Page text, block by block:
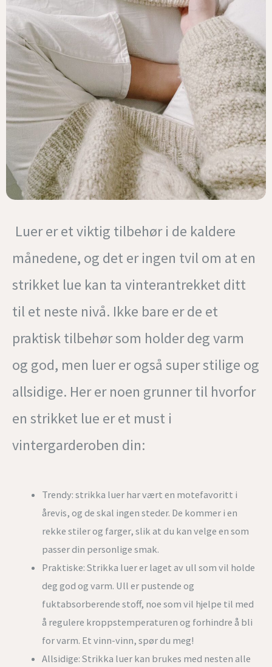
Luer er et viktig tilbehør i de kaldere
månedene, og det er ingen tvil om at en
strikket lue kan ta vinterantrekket ditt
til et neste nivå. Ikke bare er de et
praktisk tilbehør som holder deg varm
og god, men luer er også super stilige og
allsidige. Her er noen grunner til hvorfor
en strikket lue er et must i
vintergarderoben din:
Trendy: strikka luer har vært en motefavoritt i
årevis, og de skal ingen steder. De kommer i en
rekke stiler og farger, slik at du kan velge en som
passer din personlige smak.
Praktiske: Strikka luer er laget av ull som vil holde
deg god og varm. Ull er pustende og
fuktabsorberende stoff, noe som vil hjelpe til med
å regulere kroppstemperaturen og forhindre å bli
for varm. Et vinn-vinn, spør du meg!
Allsidige: Strikka luer kan brukes med nesten alle